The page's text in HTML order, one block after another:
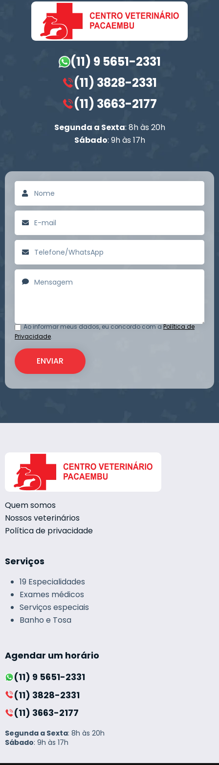
(11) 9 5651-2331
(11) 3828-2331
(11) 3663-2177
Segunda a Sexta: 8h às 20h
Sábado: 9h às 17h
Ao informar meus dados, eu concordo com aPolítica de
Privacidade.
Quem somos
Nossos veterinários
Política de privacidade
Serviços
19 Especialidades
Exames médicos
Serviços especiais
Banho e Tosa
Agendar um horário
(11) 9 5651-2331
(11) 3828-2331
(11) 3663-2177
Segunda a Sexta: 8h às 20h
Sábado: 9h às 17h